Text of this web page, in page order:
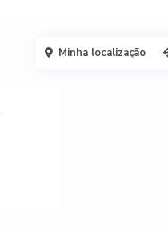
Minha localização